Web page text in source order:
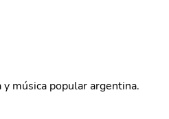
música popular argentina.